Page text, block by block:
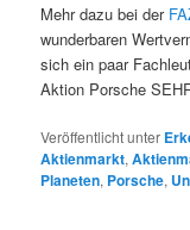
Mehr dazu bei der
wunderbaren
sich ein paar
Aktion Porsche
Veröffentlicht unter
Aktienmarkt,
Planeten, Porsche,